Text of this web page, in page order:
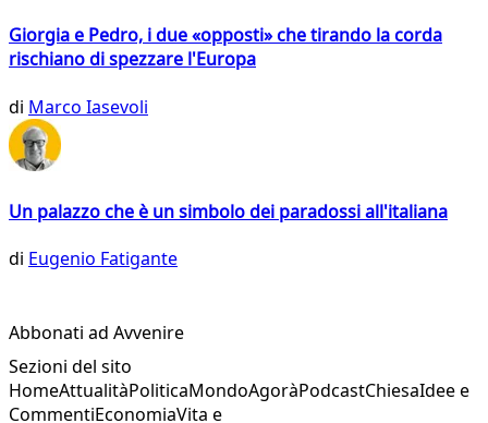
Giorgia e Pedro, i due «opposti» che tirando la corda
rischiano di spezzare l'Europa
di Marco Iasevoli
Un palazzo che è un simbolo dei paradossi all'italiana
di Eugenio Fatigante
Abbonati ad Avvenire
Sezioni del sito
HomeAttualitàPoliticaMondoAgoràPodcastChiesaIdee e
CommentiEconomiaVita e